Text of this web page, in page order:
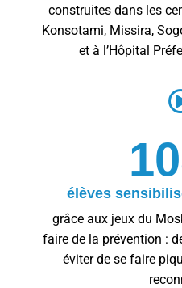
construites dans les
Konsotami, Missira,
et à l’Hôpital
élèves
grâce aux jeux du
faire de la prévention :
éviter de se faire